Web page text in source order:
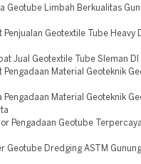
Geotube Limbah Berkualitas
Geotextile Tube Heavy
Jual Geotextile Tube Sleman DI
Material Geoteknik
Material Geoteknik
Pengadaan Geotube
Geotube Dredging ASTM